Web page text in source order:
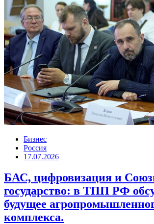
Бизнес
Россия
17.07.2026
БАС, цифровизация и
государство: в ТПП РФ
будущее
комплекса.